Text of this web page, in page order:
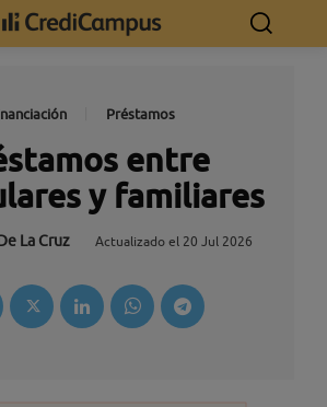
Préstamos
entre
y familiares
La Cruz Actualizado el 20 Jul 2026